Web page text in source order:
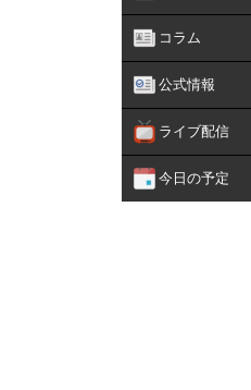
コラム
公式情報
ライブ配信
今日の予定